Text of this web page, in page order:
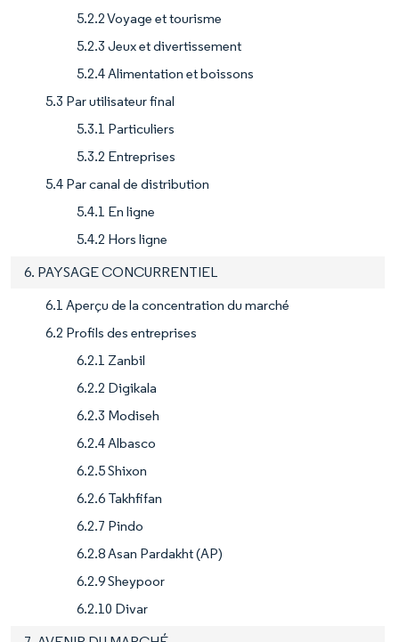
5.2.2 Voyage et tourisme
5.2.3 Jeux et divertissement
5.2.4 Alimentation et boissons
5.3 Par utilisateur final
5.3.1 Particuliers
5.3.2 Entreprises
5.4 Par canal de distribution
5.4.1 En ligne
5.4.2 Hors ligne
6. PAYSAGE CONCURRENTIEL
6.1 Aperçu de la concentration du marché
6.2 Profils des entreprises
6.2.1 Zanbil
6.2.2 Digikala
6.2.3 Modiseh
6.2.4 Albasco
6.2.5 Shixon
6.2.6 Takhfifan
6.2.7 Pindo
6.2.8 Asan Pardakht (AP)
6.2.9 Sheypoor
6.2.10 Divar